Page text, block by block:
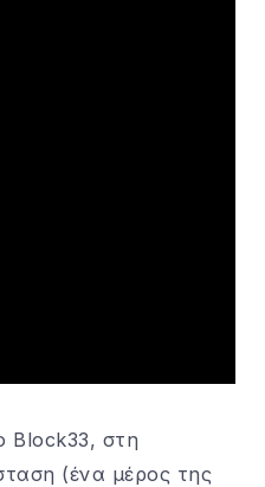
Block33, στη
(ένα μέρος της